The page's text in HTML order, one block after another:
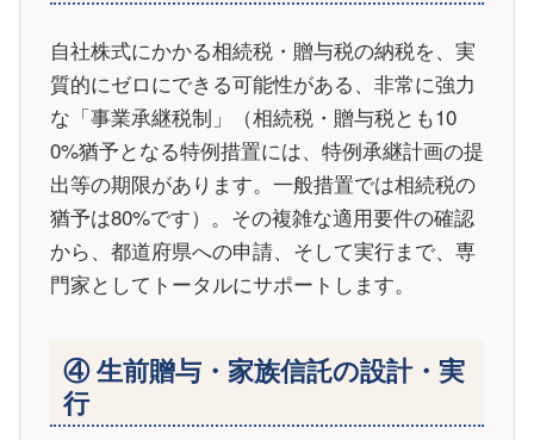
自社株式にかかる相続税・贈与税の納税を、実
質的にゼロにできる可能性がある、非常に強力
な「事業承継税制」（相続税・贈与税とも10
0%猶予となる特例措置には、特例承継計画の提
出等の期限があります。一般措置では相続税の
猶予は80%です）。その複雑な適用要件の確認
から、都道府県への申請、そして実行まで、専
門家としてトータルにサポートします。
④ 生前贈与・家族信託の設計・実
行